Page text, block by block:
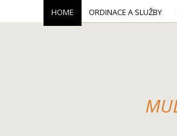
HOME ORDINACE A SLUŽBY